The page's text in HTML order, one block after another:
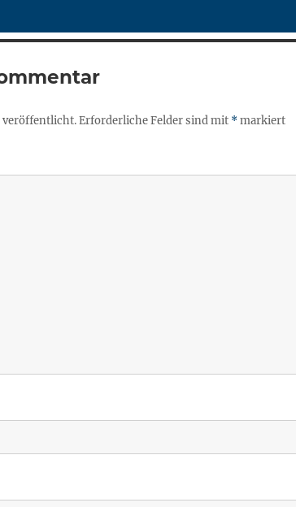
veröffentlicht.Erforderliche Felder sind mit *markiert